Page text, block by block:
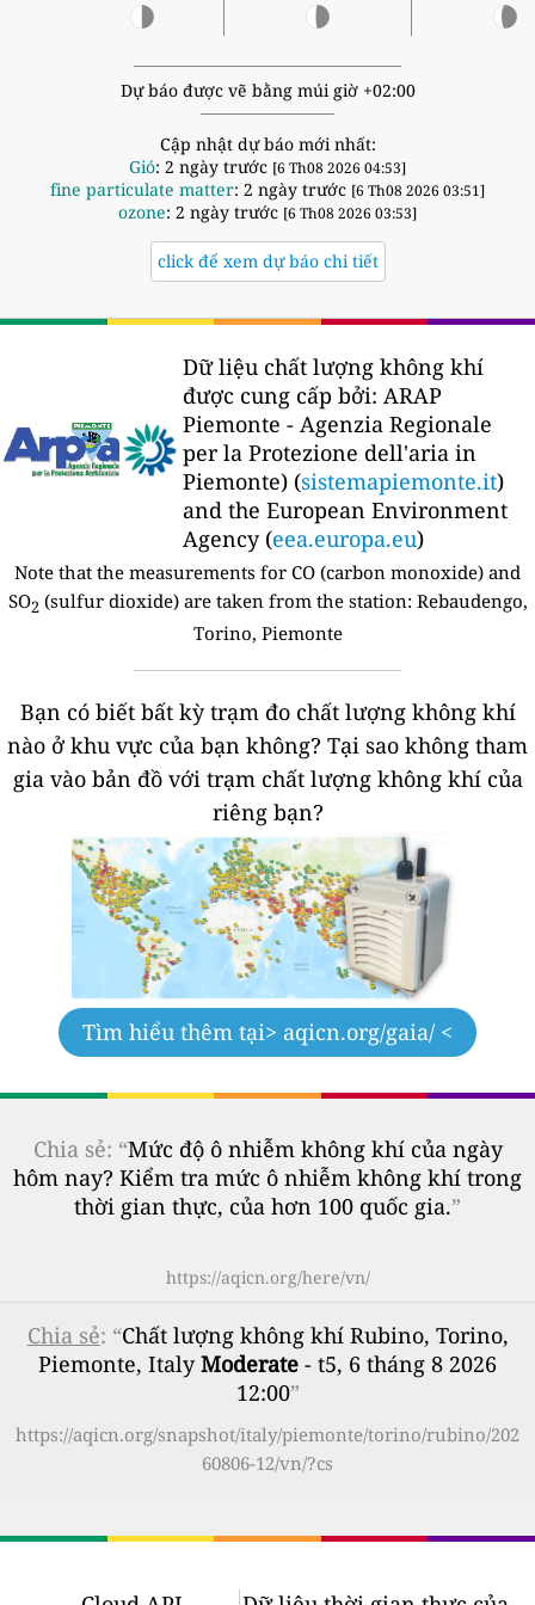
Dự báo được vẽ bằng múi giờ +02:00
Cập nhật dự báo mới nhất:
Gió: 2 ngày trước [6 Th08 2026 04:53]
fine particulate matter: 2 ngày trước [6 Th08 2026 03:51]
ozone: 2 ngày trước [6 Th08 2026 03:53]
click để xem dự báo chi tiết
Dữ liệu chất lượng không khí
được cung cấp bởi: ARAP
Piemonte - Agenzia Regionale
per la Protezione dell'aria in
Piemonte) (sistemapiemonte.it)
and the European Environment
Agency (eea.europa.eu)
Note that the measurements for CO (carbon monoxide) and
SO2 (sulfur dioxide) are taken from the station: Rebaudengo,
Torino, Piemonte
Bạn có biết bất kỳ trạm đo chất lượng không khí
nào ở khu vực của bạn không? Tại sao không tham
gia vào bản đồ với trạm chất lượng không khí của
riêng bạn?
Tìm hiểu thêm tại> aqicn.org/gaia/ <
Chia sẻ: “Mức độ ô nhiễm không khí của ngày
hôm nay? Kiểm tra mức ô nhiễm không khí trong
thời gian thực, của hơn 100 quốc gia.”
https://aqicn.org/here/vn/
Chia sẻ: “Chất lượng không khí Rubino, Torino,
Piemonte, ItalyModerate - t5, 6 tháng 8 2026
12:00”
https://aqicn.org/snapshot/italy/piemonte/torino/rubino/202
60806-12/vn/?cs